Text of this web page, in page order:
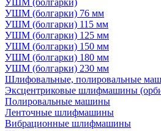
УШМ (болгарки)
УШМ (болгарки) 76 мм
УШМ (болгарки) 115 мм
УШМ (болгарки) 125 мм
УШМ (болгарки) 150 мм
УШМ (болгарки) 180 мм
УШМ (болгарки) 230 мм
Шлифовальные, полировальные
Эксцентриковые шлифмашины
Полировальные машины
Ленточные шлифмашины
Вибрационные шлифмашины